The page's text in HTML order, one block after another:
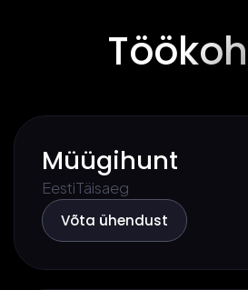
Müügihunt
EestiTäisaeg
Võta ühendust